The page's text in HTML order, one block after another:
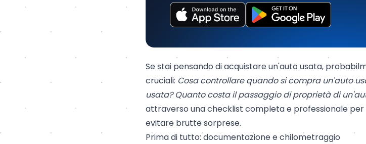
Se stai pensando di acquistare un'auto usata,
cruciali: Cosa controllare quando si compra un'auto
usata?Quanto costa il passaggio di proprietà di
attraverso una checklist completa e professionale
evitare brutte sorprese.
Prima di tutto: documentazione e chilometraggio